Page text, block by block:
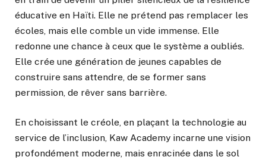
éducative en Haïti. Elle ne prétend pas remplacer les
écoles, mais elle comble un vide immense. Elle
redonne une chance à ceux que le système a oubliés.
Elle crée une génération de jeunes capables de
construire sans attendre, de se former sans
permission, de rêver sans barrière.
En choisissant le créole, en plaçant la technologie au
service de l’inclusion, Kaw Academy incarne une vision
profondément moderne, mais enracinée dans le sol